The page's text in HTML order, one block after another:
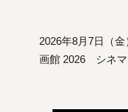
2026年8月7日（
画館 2026 シネマ